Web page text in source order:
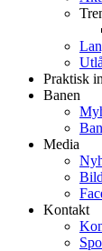
Praktisk
Banen
Media
Kontakt